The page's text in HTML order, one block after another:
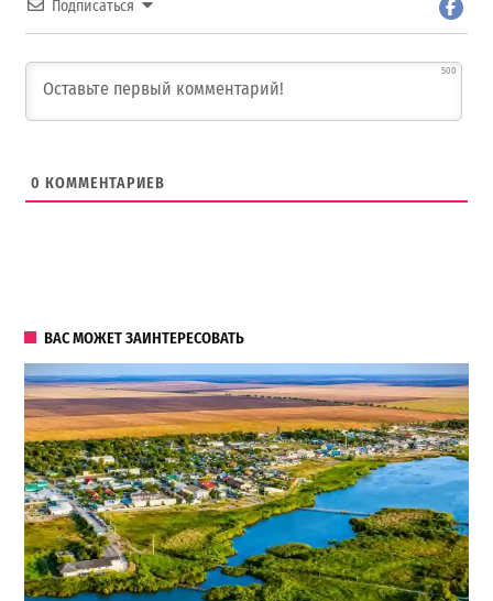
Подписаться
500
0 КОММЕНТАРИЕВ
ВАС МОЖЕТ ЗАИНТЕРЕСОВАТЬ